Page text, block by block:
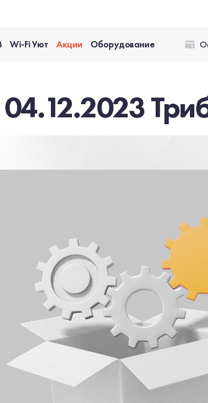
Wi-Fi Уют Акции Оборудование